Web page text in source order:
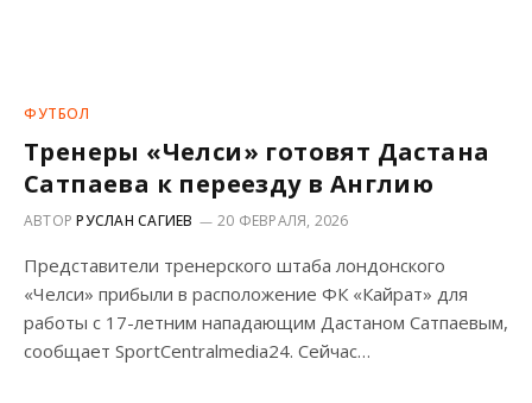
ФУТБОЛ
Тренеры «Челси» готовят Дастана
Сатпаева к переезду в Англию
АВТОРРУСЛАН САГИЕВ 20 ФЕВРАЛЯ, 2026
Представители тренерского штаба лондонского
«Челси» прибыли в расположение ФК «Кайрат» для
работы с 17-летним нападающим Дастаном Сатпаевым,
сообщает SportCentralmedia24. Сейчас…